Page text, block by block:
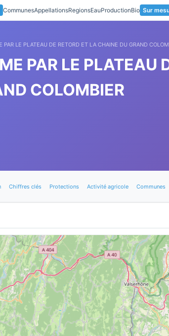
CommunesAppellationsRegionsEauProductionBio Sur
PAR LE PLATEAU DE RETORD ET LA CHAINE DU GRAND
PAR LE PLATEAU
COLOMBIER
Chiffres clés Protections Activité agricole Communes